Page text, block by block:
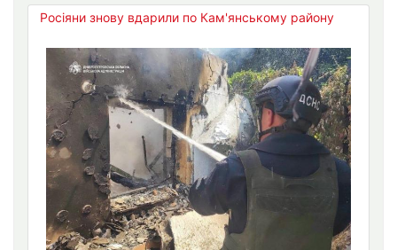
Росіяни знову вдарили по Кам'янському району